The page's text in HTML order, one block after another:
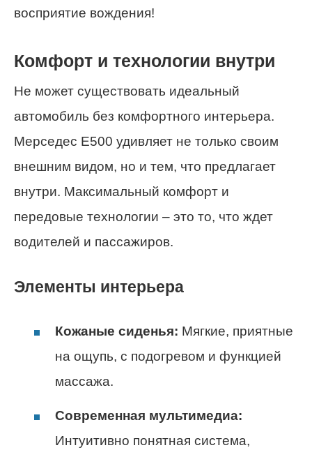
восприятие вождения!
Комфорт и технологии внутри
Не может существовать идеальный
автомобиль без комфортного интерьера.
Мерседес Е500 удивляет не только своим
внешним видом, но и тем, что предлагает
внутри. Максимальный комфорт и
передовые технологии – это то, что ждет
водителей и пассажиров.
Элементы интерьера
Кожаные сиденья: Мягкие, приятные
на ощупь, с подогревом и функцией
массажа.
Современная мультимедиа:
Интуитивно понятная система,